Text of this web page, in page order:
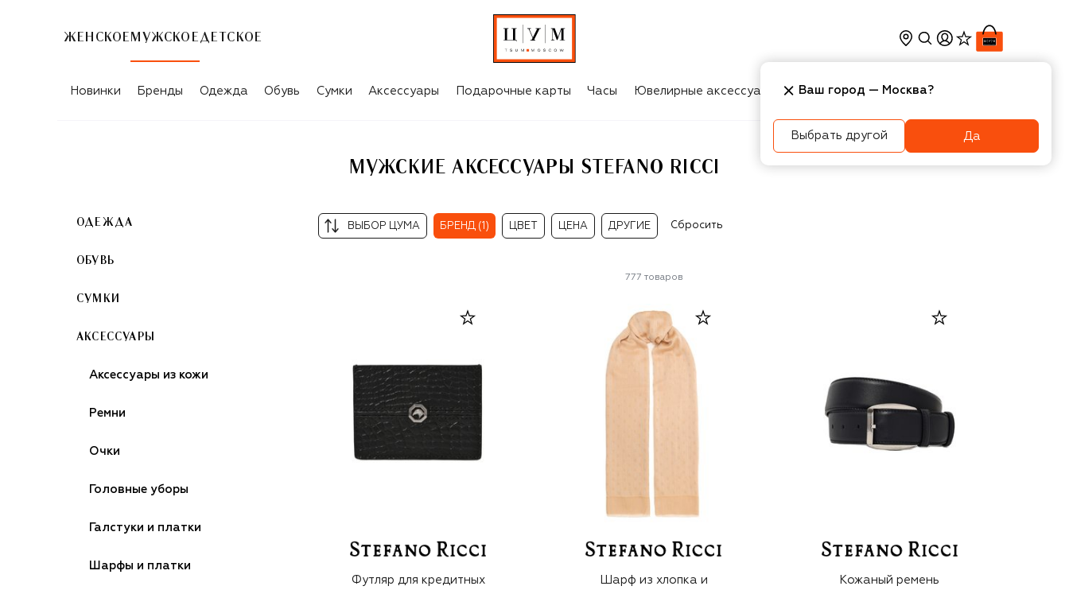
ЖЕНСКОЕ МУЖСКОЕ ДЕТСКОЕ
МУЖСКИЕ АКСЕССУАРЫ STEFANO RICCI
Новинки Бренды Одежда Обувь Сумки Аксессуары Подарочные карты Часы Ювелирные аксессуары Косметика Интерьер
МУЖСКИЕ АКСЕССУАРЫ STEFANO RICCI
ОДЕЖДА
ОБУВЬ
СУМКИ
АКСЕССУАРЫ
Аксессуары из кожи
Ремни
Очки
Головные уборы
Галстуки и платки
Шарфы и платки
ВЫБОР ЦУМА БРЕНД (1) ЦВЕТ ЦЕНА ДРУГИЕ Сбросить
777 товаров
Футляр для кредитных
Шарф из хлопка и
Кожаный ремень
Ваш город — Москва?
Выбрать другой Да